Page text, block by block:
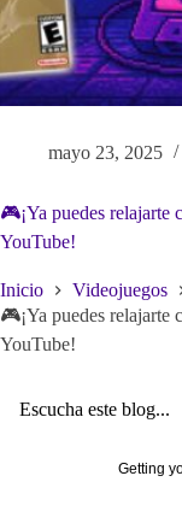
mayo 23, 2025
🎮¡Ya puedes relajarte
YouTube!
Inicio
Videojuegos
🎮¡Ya puedes relajarte
YouTube!
Escucha este blog...
Getting